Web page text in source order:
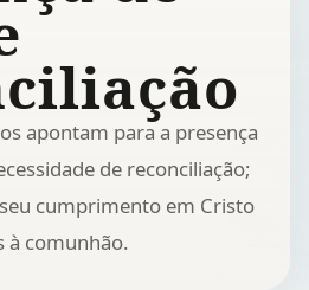
apontam para a presença
de reconciliação;
cumprimento em Cristo
à comunhão.